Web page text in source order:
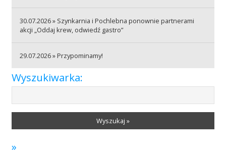
Szpitale
Badania
30.07.2026 » Szynkarnia i Pochlebna ponownie partnerami
akcji „Oddaj krew, odwiedź gastro”
29.07.2026 » Przypominamy!
Wyszukiwarka:
Wyszukaj »
»